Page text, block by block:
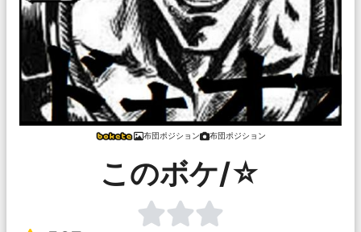
布団ポジション 布団ポジション
このボケ/☆